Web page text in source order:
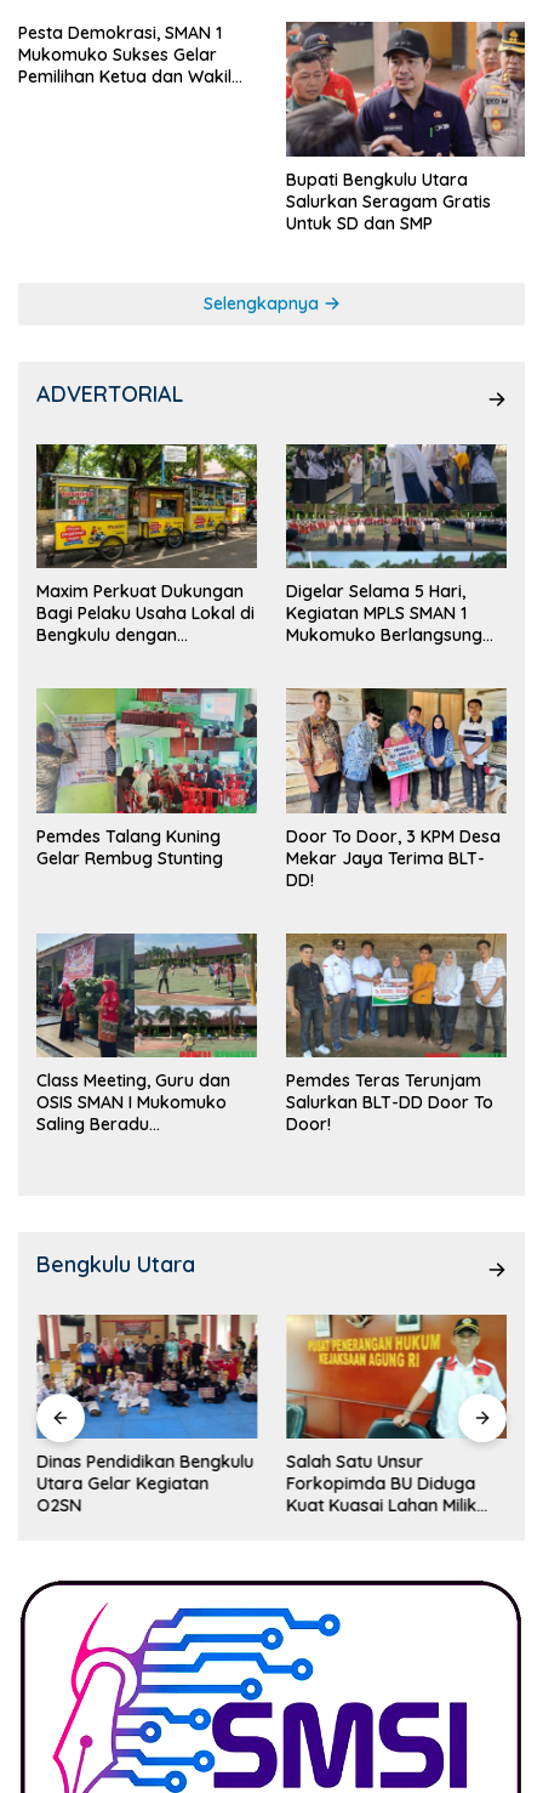
Pesta Demokrasi, SMAN 1
Mukomuko Sukses Gelar
Pemilihan Ketua dan Wakil
Bupati Bengkulu Utara
Salurkan Seragam Gratis
Untuk SD dan SMP
Selengkapnya
ADVERTORIAL
Maxim Perkuat Dukungan
Bagi Pelaku Usaha Lokal di
Bengkulu dengan
Pasar
Digelar Selama 5 Hari,
Kegiatan MPLS SMAN 1
Mukomuko Berlangsung
Pemdes Talang Kuning
Gelar Rembug Stunting
Door To Door, 3 KPM Desa
Mekar Jaya Terima BLT-
DD!
Class Meeting, Guru dan
OSIS SMAN I Mukomuko
Saling Beradu
Pemdes Teras Terunjam
Salurkan BLT-DD Door To
Door!
Bengkulu Utara
Dinas Pendidikan Bengkulu
Utara Gelar Kegiatan
O2SN
Salah Satu Unsur
Forkopimda BU Diduga
Kuat Kuasai Lahan Milik